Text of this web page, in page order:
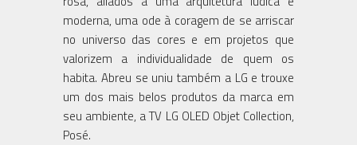
moderna, uma ode à coragem de se arriscar
no universo das cores e em projetos que
valorizem a individualidade de quem os
habita. Abreu se uniu também a LG e trouxe
um dos mais belos produtos da marca em
seu ambiente, a TV LG OLED Objet Collection,
Posé.